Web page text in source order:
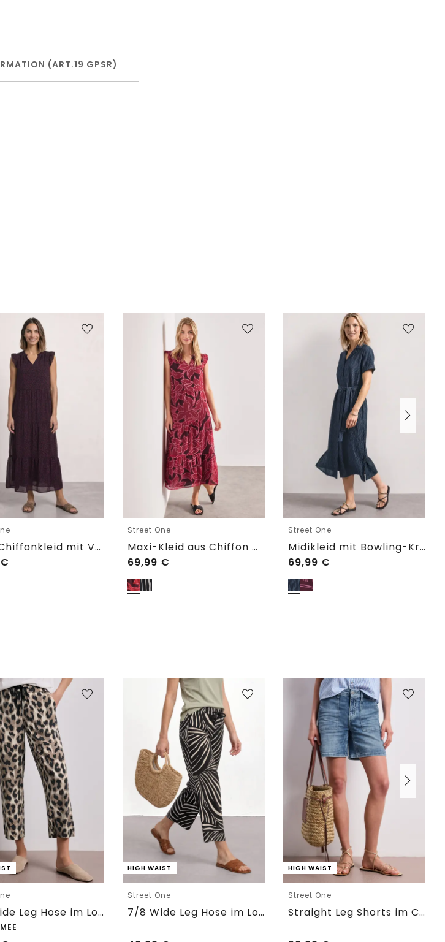
(ART.19 GPSR)
Maxi-Chiffonkleid mit Volants und Print
€
Street One
Maxi-Kleid aus Chiffon mit Print
69,99 €
Street One
Midikleid mit Bowling-Kragen
69,99 €
7/8 Wide Leg Hose im Loose Fit mit Print
HIGH WAIST
Street One
7/8 Wide Leg Hose im Loose Fit
HIGH WAIST
Street One
Straight Leg Shorts im Casual Fit